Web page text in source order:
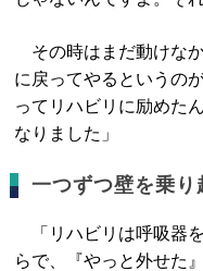
その時はまだ動けな
に戻ってやるというの
ってリハビリに励めた
なりました」
一つずつ壁を乗
「リハビリは呼吸器
らで、『やっと外せた